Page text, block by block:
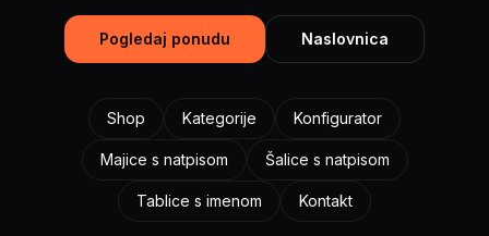
Pogledaj ponudu Naslovnica
Shop Kategorije Konfigurator
Majice s natpisom Šalice s natpisom
Tablice s imenom Kontakt